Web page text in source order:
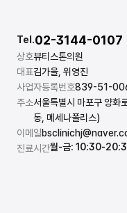
상호뷰티스톤의원
대표김가을, 위영진
사업자등록번호839-51-
주소서울특별시 마포구 양
동, 메세나폴리스)
이메일
진료시간월-금: 10:30-
Tel.02-3144-0107